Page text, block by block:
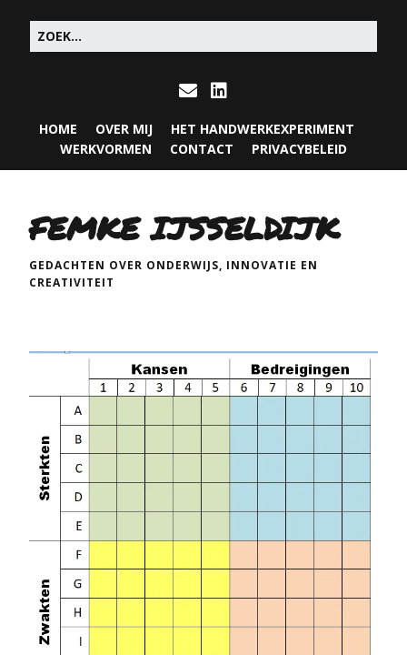
HOME OVER MIJ
HET HANDWERKEXPERIMENT
WERKVORMEN
CONTACT PRIVACYBELEID
FEMKE IJSSELDIJK
GEDACHTEN OVER ONDERWIJS, INNOVATIE EN
CREATIVITEIT